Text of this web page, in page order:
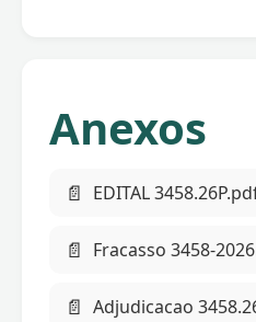
Anexos
📄 EDITAL
📄 Fracasso 3458-
📄 Adjudicacao